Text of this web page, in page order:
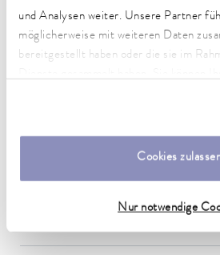
und Analysen weiter. Unsere Partner
möglicherweise mit weiteren Daten
bereitgestellt haben oder die sie im
Cookies
Nur notwendige
-30 ... 200 °C
Betriebstemperaturbereich